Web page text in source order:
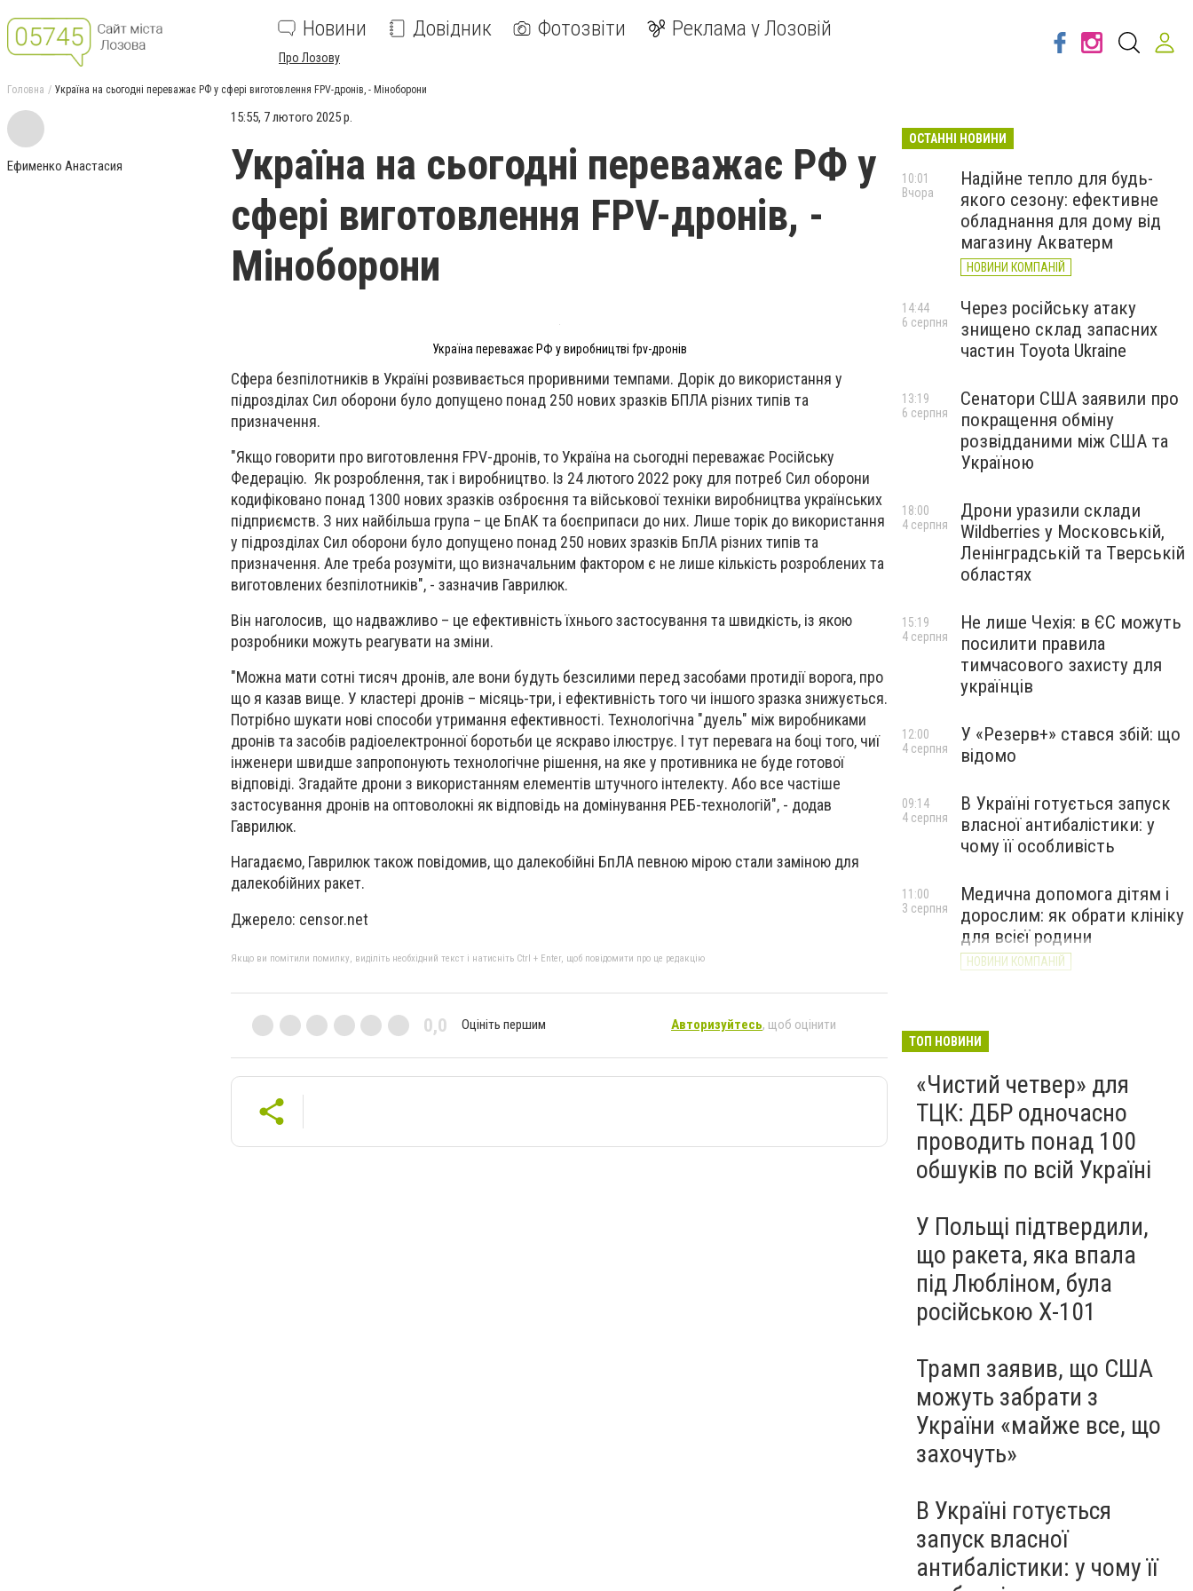
Новини Довідник Фотозвіти Реклама у Лозовій
Про Лозову
Головна Україна на сьогодні переважає РФ у сфері виготовлення FPV-дронів, - Міноборони
Ефименко Анастасия
15:55, 7 лютого 2025 р.
Україна на сьогодні переважає РФ у
сфері виготовлення FPV-дронів, -
Міноборони
Україна переважає РФ у виробництві fpv-дронів
Сфера безпілотників в Україні розвивається проривними темпами. Дорік до використання у
підрозділах Сил оборони було допущено понад 250 нових зразків БПЛА різних типів та
призначення.
"Якщо говорити про виготовлення FPV-дронів, то Україна на сьогодні переважає Російську
Федерацію. Як розроблення, так і виробництво. Із 24 лютого 2022 року для потреб Сил оборони
кодифіковано понад 1300 нових зразків озброєння та військової техніки виробництва українських
підприємств. З них найбільша група – це БпАК та боєприпаси до них. Лише торік до використання
у підрозділах Сил оборони було допущено понад 250 нових зразків БпЛА різних типів та
призначення. Але треба розуміти, що визначальним фактором є не лише кількість розроблених та
виготовлених безпілотників", - зазначив Гаврилюк.
Він наголосив, що надважливо – це ефективність їхнього застосування та швидкість, із якою
розробники можуть реагувати на зміни.
"Можна мати сотні тисяч дронів, але вони будуть безсилими перед засобами протидії ворога, про
що я казав вище. У кластері дронів – місяць-три, і ефективність того чи іншого зразка знижується.
Потрібно шукати нові способи утримання ефективності. Технологічна "дуель" між виробниками
дронів та засобів радіоелектронної боротьби це яскраво ілюструє. І тут перевага на боці того, чиї
інженери швидше запропонують технологічне рішення, на яке у противника не буде готової
відповіді. Згадайте дрони з використанням елементів штучного інтелекту. Або все частіше
застосування дронів на оптоволокні як відповідь на домінування РЕБ-технологій", - додав
Гаврилюк.
Нагадаємо, Гаврилюк також повідомив, що далекобійні БпЛА певною мірою стали заміною для
далекобійних ракет.
Джерело: censor.net
Якщо ви помітили помилку, виділіть необхідний текст і натисніть Ctrl + Enter, щоб повідомити про це редакцію
0,0 Оцініть першим Авторизуйтесь, щоб оцінити
ОСТАННІ НОВИНИ
Надійне тепло для будь-
якого сезону: ефективне
обладнання для дому від
магазину Акватерм
НОВИНИ КОМПАНІЙ
10:01
Вчора
Через російську атаку
знищено склад запасних
частин Toyota Ukraine
14:44
6 серпня
Сенатори США заявили про
покращення обміну
розвідданими між США та
Україною
13:19
6 серпня
Дрони уразили склади
Wildberries у Московській,
Ленінградській та Тверській
областях
18:00
4 серпня
Не лише Чехія: в ЄС можуть
посилити правила
тимчасового захисту для
українців
15:19
4 серпня
У «Резерв+» стався збій: що
відомо
12:00
4 серпня
В Україні готується запуск
власної антибалістики: у
чому її особливість
09:14
4 серпня
Медична допомога дітям і
дорослим: як обрати клініку
для всієї родини
НОВИНИ КОМПАНІЙ
11:00
3 серпня
ТОП НОВИНИ
«Чистий четвер» для
ТЦК: ДБР одночасно
проводить понад 100
обшуків по всій Україні
У Польщі підтвердили,
що ракета, яка впала
під Любліном, була
російською Х-101
Трамп заявив, що США
можуть забрати з
України «майже все, що
захочуть»
В Україні готується
запуск власної
антибалістики: у чому її